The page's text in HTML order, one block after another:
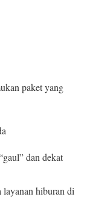
paket yang
dan dekat
hiburan di